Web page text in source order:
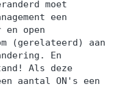
moet
een
en open
(gerelateerd) aan
En
Als deze
aantal ON's een